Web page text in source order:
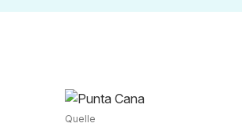
Quelle